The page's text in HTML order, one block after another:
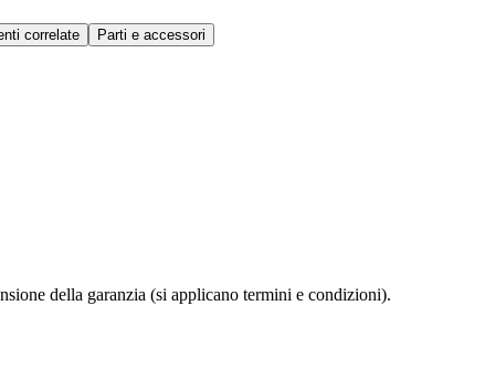
correlate Parti e accessori
della garanzia (si applicano termini e condizioni).